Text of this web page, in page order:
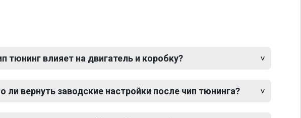
тюнинг влияет на двигатель и коробку?
ли вернуть заводские настройки после чип тюнинга?